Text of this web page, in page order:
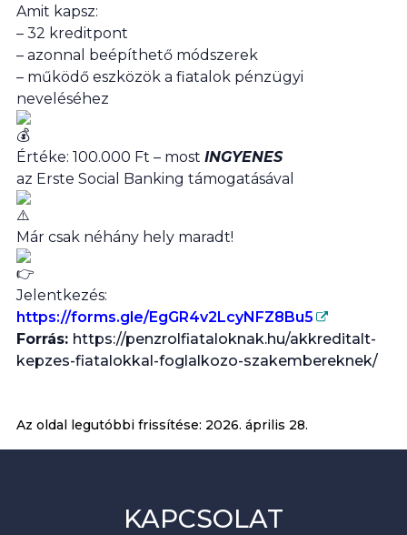
Amit kapsz:
– 32 kreditpont
– azonnal beépíthető módszerek
– működő eszközök a fiatalok pénzügyi
neveléséhez
Értéke: 100.000 Ft – most INGYENES
az Erste Social Banking támogatásával
Már csak néhány hely maradt!
Jelentkezés:
https://forms.gle/EgGR4v2LcyNFZ8Bu5
Forrás: https://penzrolfiataloknak.hu/akkreditalt-
kepzes-fiatalokkal-foglalkozo-szakembereknek/
Az oldal legutóbbi frissítése: 2026. április 28.
KAPCSOLAT